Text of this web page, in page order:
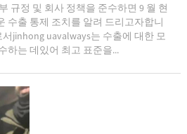
규정 및 회사 정책을 준수하면 9 월 현
수출 통제 조치를 알려 드리고자합니
jinhong uavalways는 수출에 대한 모
하는 데있어 최고 표준을...